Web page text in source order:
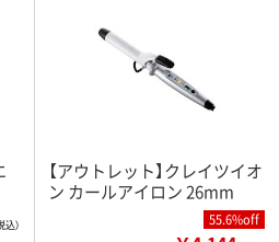
【アウトレット】クレイツイオ
ン カールアイロン 26mm
55.6%off